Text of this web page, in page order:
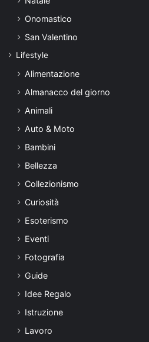
Onomastico
San Valentino
Lifestyle
Alimentazione
Almanacco del giorno
Animali
Auto & Moto
Bambini
Bellezza
Collezionismo
Curiosità
Esoterismo
Eventi
Fotografia
Guide
Idee Regalo
Istruzione
Lavoro